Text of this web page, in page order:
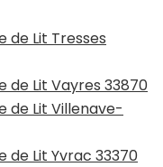
de Lit Tresses
de Lit Vayres 33870
de Lit Villenave-
de Lit Yvrac 33370